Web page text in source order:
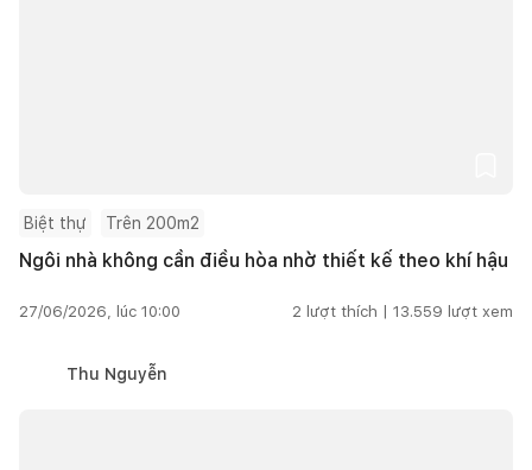
Biệt thự Trên 200m2
Ngôi nhà không cần điều hòa nhờ thiết kế theo khí hậu
27/06/2026, lúc 10:00 2 lượt thích | 13.559 lượt xem
Thu Nguyễn